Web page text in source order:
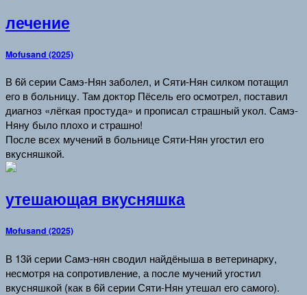
лечение
Mofusand (2025)
В 6й серии Самэ-Нян заболел, и Сяти-Нян силком потащил
его в больницу. Там доктор Пёсель его осмотрел, поставил
диагноз «лёгкая простуда» и прописал страшный укол. Самэ-
Няну было плохо и страшно!
После всех мучений в больнице Сяти-Нян угостил его
вкусняшкой.
утешающая вкусняшка
Mofusand (2025)
В 13й серии Самэ-нян сводил найдёныша в ветеринарку,
несмотря на сопротивление, а после мучений угостил
вкусняшкой (как в 6й серии Сяти-Нян утешал его самого).